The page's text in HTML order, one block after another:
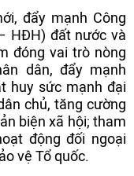
đẩy mạnh Công
HĐH) đất nước và
đóng vai trò nòng
dân, đẩy mạnh
huy sức mạnh đại
chủ, tăng cường
biện xã hội; tham
động đối ngoại
vệ Tổ quốc.